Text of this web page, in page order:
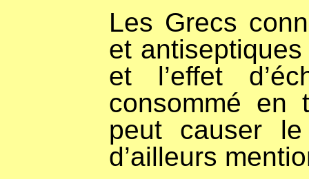
Les Grecs
et
et l’effet
consommé en
peut causer
d’ailleurs